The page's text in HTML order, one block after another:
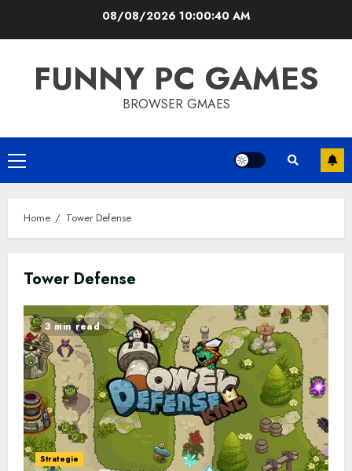
08/08/2026 10:00:40 AM
FUNNY PC GAMES
BROWSER GMAES
Primary
Menu
Home Tower Defense
Tower Defense
3 min read
Strategie